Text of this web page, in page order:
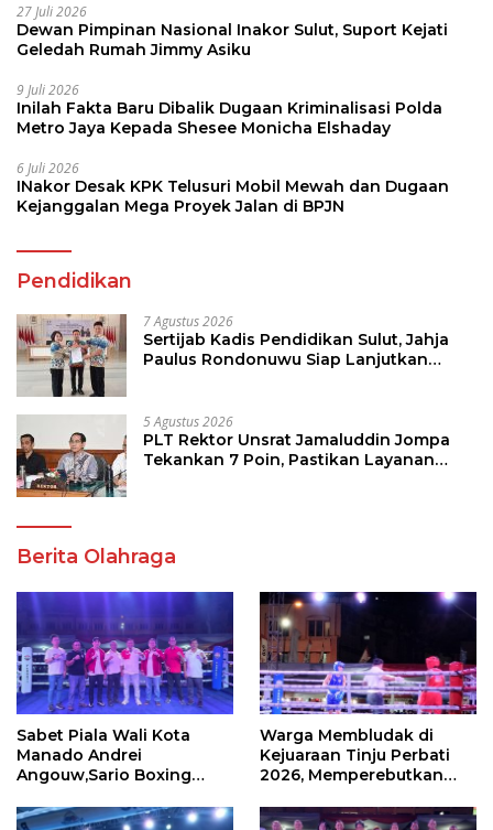
27 Juli 2026
Dewan Pimpinan Nasional Inakor Sulut, Suport Kejati
Geledah Rumah Jimmy Asiku
9 Juli 2026
Inilah Fakta Baru Dibalik Dugaan Kriminalisasi Polda
Metro Jaya Kepada Shesee Monicha Elshaday
6 Juli 2026
INakor Desak KPK Telusuri Mobil Mewah dan Dugaan
Kejanggalan Mega Proyek Jalan di BPJN
Pendidikan
7 Agustus 2026
Sertijab Kadis Pendidikan Sulut, Jahja
Paulus Rondonuwu Siap Lanjutkan
5 Agustus 2026
PLT Rektor Unsrat Jamaluddin Jompa
Tekankan 7 Poin, Pastikan Layanan
Berita Olahraga
Sabet Piala Wali Kota
Manado Andrei
Angouw,Sario Boxing
Perbati 2026
Warga Membludak di
Kejuaraan Tinju Perbati
2026, Memperebutkan